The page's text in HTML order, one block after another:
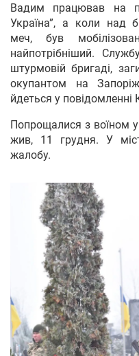
Вадим працював на
Україна”, а коли над
меч, був
найпотрібніший.
штурмовій бригаді,
окупантом на
йдеться у повідомленні
Попрощалися з воїном у
жив, 11 грудня. У
жалобу.